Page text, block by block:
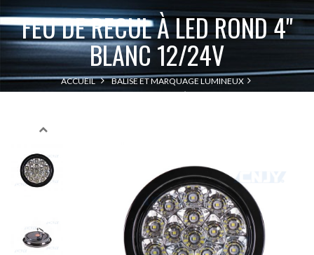
FEU DE RECUL À LED ROND 4"
BLANC 12/24V
ACCUEIL
BALISE ET MARQUAGE LUMINEUX